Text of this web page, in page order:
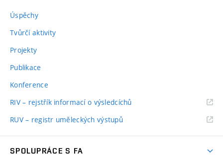
Úspěchy
Tvůrčí aktivity
Projekty
Publikace
Konference
RIV – rejstřík informací o výsledcíchů
RUV – registr uměleckých výstupů
SPOLUPRÁCE S FA